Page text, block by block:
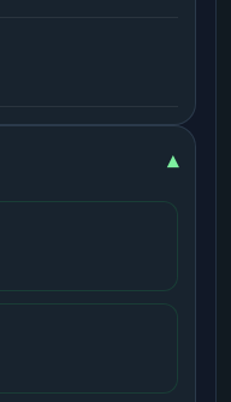
▾